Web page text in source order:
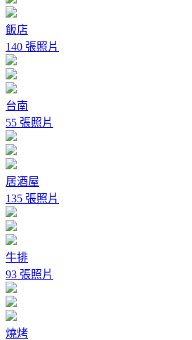
飯店
140 張照片
台南
55 張照片
居酒屋
135 張照片
牛排
93 張照片
燒烤